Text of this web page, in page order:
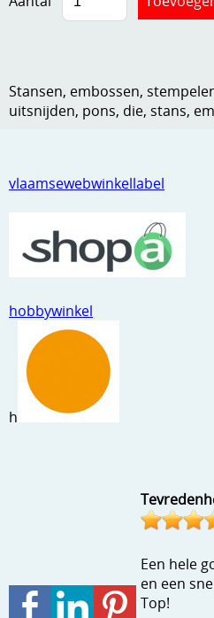
Kneedmateriaal
Leuke versieringen
Ponsen
Ribbelaar
Snijmaterialen
Speciaal papier
Stans machine en
Stempels en zo
vlaamsewebwinkellabel
hobbywinkel
h
Een hele
en een
Top!
Stansen, embossen,
uitsnijden, pons, die, stans,